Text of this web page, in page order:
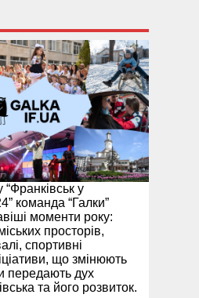
у
команда “Галки”
моменти року:
просторів,
спортивні
що змінюють
передають дух
та його розвиток.